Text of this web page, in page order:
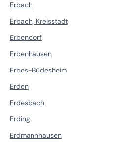
Erbach
Erbach, Kreisstadt
Erbendorf
Erbenhausen
Erbes-Büdesheim
Erden
Erdesbach
Erding
Erdmannhausen